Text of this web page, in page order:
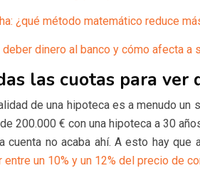
¿qué método matemático reduce
dinero al banco y cómo afecta a
las cuotas para
de una hipoteca es a menudo
200.000 € con una hipoteca a 30
no acaba ahí. A esto hay
un 10% y un 12% del precio de